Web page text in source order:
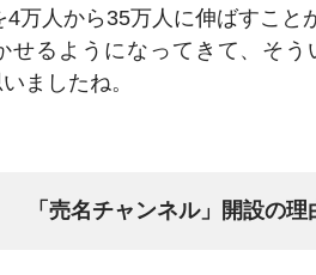
4万人から35万人に伸ばすこと
せるようになってきて、そ
ましたね。
「売名チャンネル」開設の理